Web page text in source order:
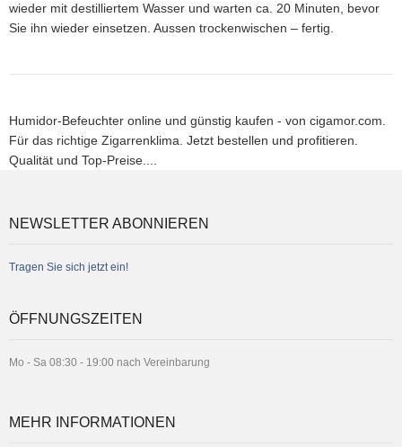
wieder mit destilliertem Wasser und warten ca. 20 Minuten, bevor
Sie ihn wieder einsetzen. Aussen trockenwischen – fertig.
Humidor-Befeuchter online und günstig kaufen - von cigamor.com.
Für das richtige Zigarrenklima. Jetzt bestellen und profitieren.
Qualität und Top-Preise....
NEWSLETTER ABONNIEREN
Tragen Sie sich jetzt ein!
ÖFFNUNGSZEITEN
Mo - Sa 08:30 - 19:00 nach Vereinbarung
MEHR INFORMATIONEN